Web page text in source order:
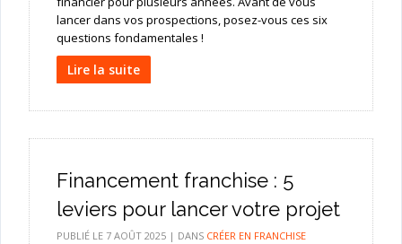
lancer dans vos prospections, posez-vous ces six
questions fondamentales !
Lire la suite
Financement franchise : 5
leviers pour lancer votre projet
PUBLIÉ LE 7 AOÛT 2025| DANS CRÉER EN FRANCHISE